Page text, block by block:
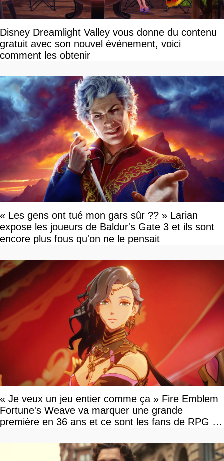
Disney Dreamlight Valley vous donne du contenu
gratuit avec son nouvel événement, voici
comment les obtenir
« Les gens ont tué mon gars sûr ?? » Larian
expose les joueurs de Baldur's Gate 3 et ils sont
encore plus fous qu'on ne le pensait
« Je veux un jeu entier comme ça » Fire Emblem
Fortune's Weave va marquer une grande
première en 36 ans et ce sont les fans de RPG en